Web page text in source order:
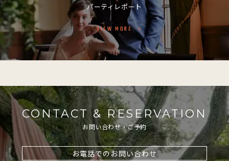
パーティレポート
VIEW MORE
CONTACT & RESERVATION
お問い合わせ・ご予約
お電話でのお問い合わせ